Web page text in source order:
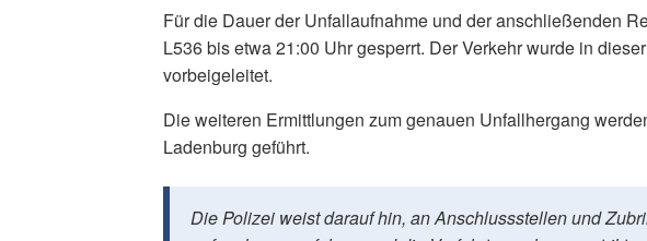
Für die Dauer der Unfallaufnahme und der anschließenden
L536 bis etwa 21:00 Uhr gesperrt. Der Verkehr wurde in
vorbeigeleitet.
Die weiteren Ermittlungen zum genauen Unfallhergang
Ladenburg geführt.
Die Polizei weist darauf hin, an Anschlussstellen und